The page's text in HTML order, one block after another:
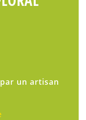
par un artisan